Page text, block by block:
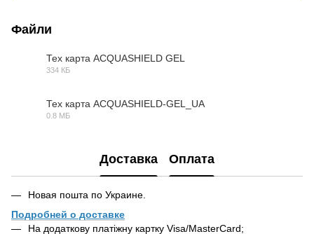
Файли
Тех карта ACQUASHIELD GEL
334 КБ
Тех карта ACQUASHIELD-GEL_UА
0.8 МБ
Доставка Оплата
Новая пошта по Украине.
Подробней о доставке
На додаткову платіжну картку Visa/MasterCard;